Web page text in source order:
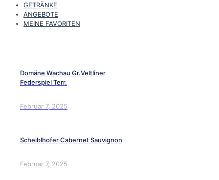
GETRÄNKE
ANGEBOTE
MEINE FAVORITEN
Domäne Wachau Gr.Veltliner
Federspiel Terr.
Februar 7, 2025
Scheiblhofer Cabernet Sauvignon
Februar 7, 2025